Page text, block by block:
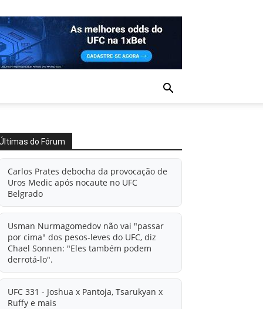
do Fórum
Carlos Prates debocha da provocação de
Uros Medic após nocaute no UFC
Belgrado
Usman Nurmagomedov não vai "passar
por cima" dos pesos-leves do UFC, diz
Chael Sonnen: "Eles também podem
derrotá-lo".
UFC 331 - Joshua x Pantoja, Tsarukyan x
Ruffy e mais